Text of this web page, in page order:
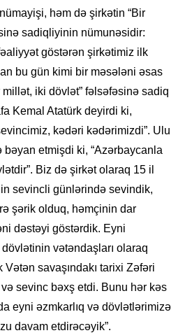
həm də şirkətin “Bir
sadiqliyinin nümunəsidir:
göstərən şirkətimiz ilk
bu gün kimi bir məsələni əsas
iki dövlət” fəlsəfəsinə sadiq
Kemal Atatürk deyirdi ki,
kədəri kədərimizdi”. Ulu
etmişdi ki, “Azərbaycanla
Biz də şirkət olaraq 15 il
sevincli günlərində sevindik,
şərik olduq, həmçinin dar
dəstəyi göstərdik. Eyni
vətəndaşları olaraq
savaşındakı tarixi Zəfəri
sevinc bəxş etdi. Bunu hər kəs
eyni əzmkarlıq və dövlətlərimizə
davam etdirəcəyik”.